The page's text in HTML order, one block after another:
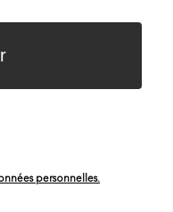
personnelles.